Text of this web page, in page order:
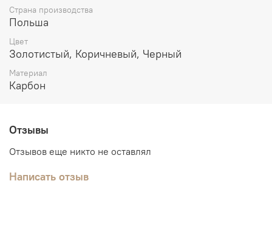
Страна производства
Польша
Цвет
Золотистый, Коричневый, Черный
Материал
Карбон
Отзывы
Отзывов еще никто не оставлял
Написать отзыв